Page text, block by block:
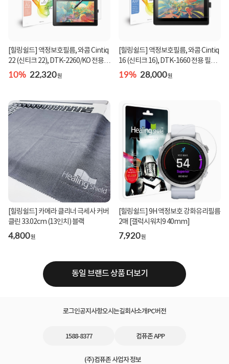
[힐링쉴드] 액정보호필름, 와콤 Cintiq
22 (신티크 22), DTK-2260/KO 전용
필름, 힐...
10% 22,320원
[힐링쉴드] 액정보호필름, 와콤 Cintiq
16 (신티크 16), DTK-1660 전용 필름,
힐링쉴...
19% 28,000원
[힐링쉴드] 카메라 클리너 극세사 커버
클린 33.02cm (13인치) 블랙
4,800원
[힐링쉴드] 9H 액정보호 강화유리필름
2매 [갤럭시워치9 40mm]
7,920원
동일 브랜드 상품 더보기
로그인공지사항오시는길회사소개PC버전
1588-8377 컴퓨존 APP
(주)컴퓨존 사업자 정보